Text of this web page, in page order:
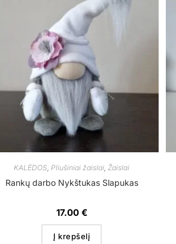
KALĖDOS,Pliušiniai žaislai,Žaislai
Rankų darbo Nykštukas Slapukas
17.00 €
Į krepšelį